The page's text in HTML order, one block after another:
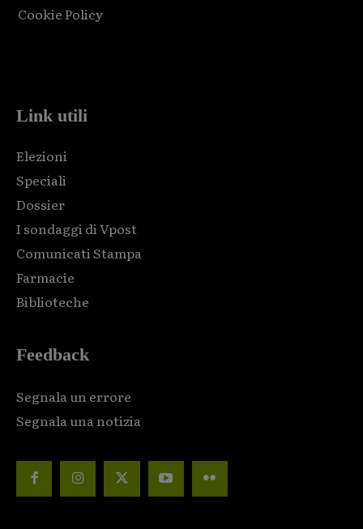
Cookie Policy
Link utili
Elezioni
Speciali
Dossier
I sondaggi di Vpost
Comunicati Stampa
Farmacie
Biblioteche
Feedback
Segnala un errore
Segnala una notizia